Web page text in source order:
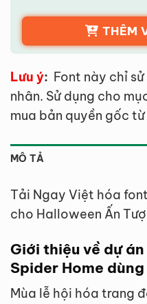
THÊM
Lưu ý: Font này chỉ
nhân. Sử dụng cho
mua bản quyền gốc
MÔ TẢ
Tải Ngay Việt hóa
cho Halloween Ấn
Giới thiệu về dự
Spider Home
Mùa lễ hội hóa trang